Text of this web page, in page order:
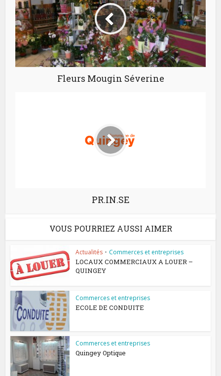
Fleurs Mougin Séverine
PR.IN.SE
VOUS POURRIEZ AUSSI AIMER
Actualités • Commerces et entreprises
LOCAUX COMMERCIAUX A LOUER –
QUINGEY
Commerces et entreprises
ECOLE DE CONDUITE
Commerces et entreprises
Quingey Optique